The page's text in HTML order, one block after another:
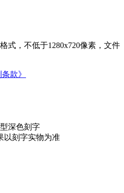
式，不低于1280x720像素，文件
款》
深色刻字
以刻字实物为准